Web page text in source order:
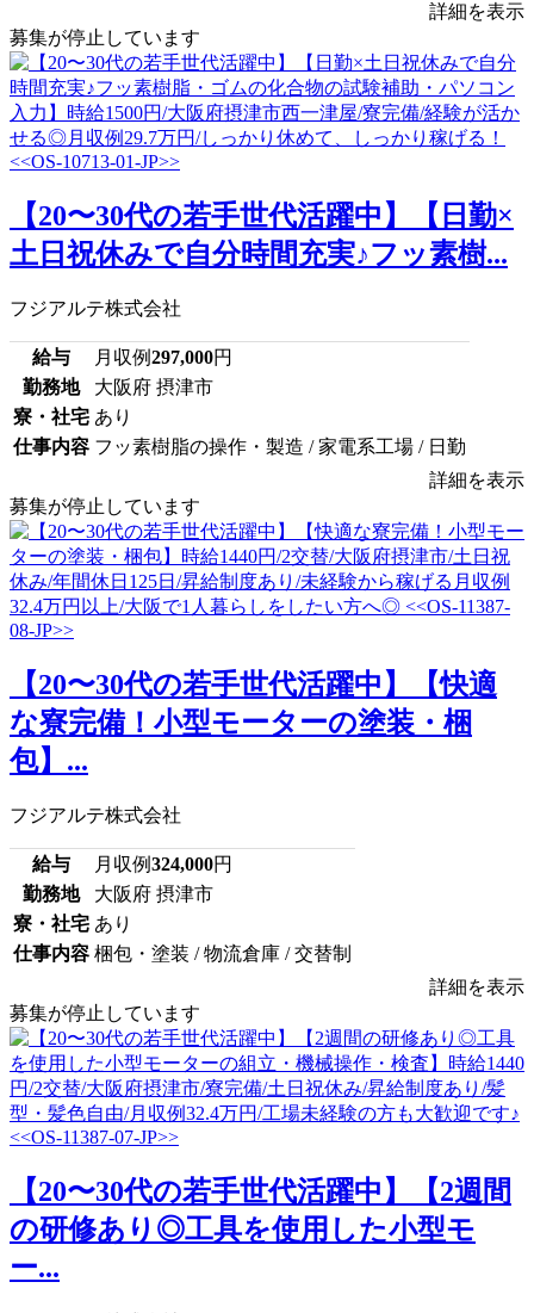
詳細を表示
募集が停止しています
【20〜30代の若手世代活躍中】【日勤×
土日祝休みで自分時間充実♪フッ素樹...
フジアルテ株式会社
給与 月収例297,000円
勤務地
大阪府 摂津市
寮・社宅 あり
仕事内容 フッ素樹脂の操作・製造 / 家電系工場 / 日勤
詳細を表示
募集が停止しています
【20〜30代の若手世代活躍中】【快適
な寮完備！小型モーターの塗装・梱
包】...
フジアルテ株式会社
給与 月収例324,000円
勤務地
大阪府 摂津市
寮・社宅 あり
仕事内容 梱包・塗装 / 物流倉庫 / 交替制
詳細を表示
募集が停止しています
【20〜30代の若手世代活躍中】【2週間
の研修あり◎工具を使用した小型モ
ー...